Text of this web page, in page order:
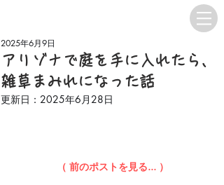
アリゾナで庭を手に入れたら、
雑草まみれになった話
2025年6月9日
更新日： 2025年6月28日
（ 前のポストを見る... ）